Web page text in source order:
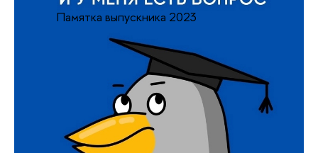
Памятка выпускника 2023